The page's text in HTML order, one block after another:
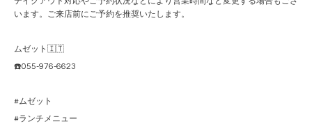
います。ご来店前にご予約を推奨いたします。
ムゼット🇮🇹
☎️055-976-6623
#ムゼット
#ランチメニュー